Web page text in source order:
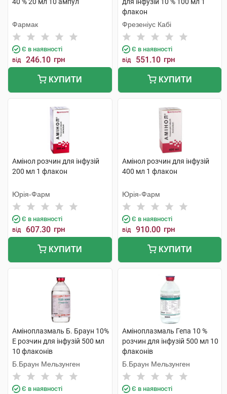
Фармак
Є в наявності
від 246.10 грн
КУПИТИ
флакон
Фрезеніус Кабі
Є в наявності
від 551.10 грн
КУПИТИ
Амінол розчин для інфузій
200 мл 1 флакон
Юрія-Фарм
Є в наявності
від 607.30 грн
КУПИТИ
Амінол розчин для інфузій
400 мл 1 флакон
Юрія-Фарм
Є в наявності
від 910.00 грн
КУПИТИ
Аміноплазмаль Б. Браун 10%
Е розчин для інфузій 500 мл
10 флаконів
Б.Браун Мельзунген
Є в наявності
Аміноплазмаль Гепа 10 %
розчин для інфузій 500 мл 10
флаконів
Б.Браун Мельзунген
Є в наявності